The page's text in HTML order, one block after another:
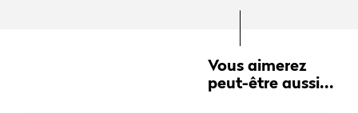
Vous aimerez
peut-être aussi...